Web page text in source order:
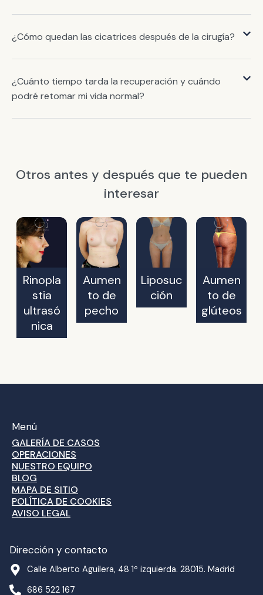
¿Cómo quedan las cicatrices después de la cirugía?
¿Cuánto tiempo tarda la recuperación y cuándo
podré retomar mi vida normal?
Otros antes y después que te pueden
interesar
Rinopla
stia
ultrasó
nica
Aumen
to de
pecho
Liposuc
ción
Aumen
to de
glúteos
Menú
GALERÍA DE CASOS
OPERACIONES
NUESTRO EQUIPO
BLOG
MAPA DE SITIO
POLÍTICA DE COOKIES
AVISO LEGAL
Dirección y contacto
Calle Alberto Aguilera, 48 1º izquierda. 28015. Madrid
686 522 167